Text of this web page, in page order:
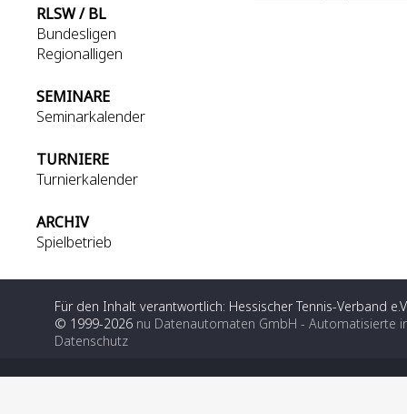
RLSW / BL
Bundesligen
Regionalligen
SEMINARE
Seminarkalender
TURNIERE
Turnierkalender
ARCHIV
Spielbetrieb
Für den Inhalt verantwortlich: Hessischer Tennis-Verband
© 1999-2026 nu Datenautomaten GmbH - Automatisierte
Datenschutz